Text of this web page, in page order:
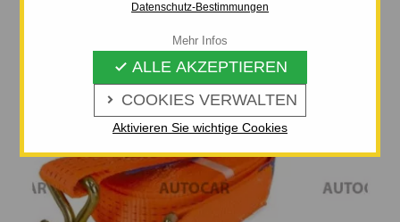
Datenschutz-Bestimmungen
 COOKIES VERWALTEN
 ALLE AKZEPTIEREN
Aktivieren Sie wichtige Cookies
Mehr Infos